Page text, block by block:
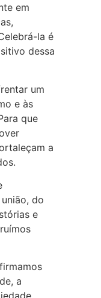
em
la é
dessa
um
e às
que
a
do
e
a